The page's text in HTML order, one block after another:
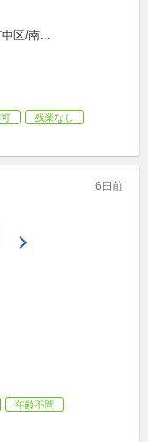
区/南...
残業なし
6日前
年齢不問